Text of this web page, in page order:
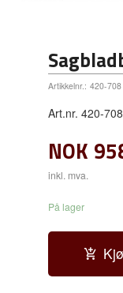
Artikkelnr.: 420-708
Art.nr. 420-708
NOK
inkl. mva.
På lager